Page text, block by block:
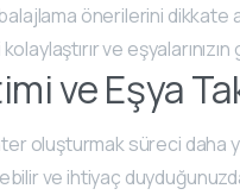
önerilerini dikkate
ve
ve Eşya
oluşturmak süreci
ve ihtiyaç